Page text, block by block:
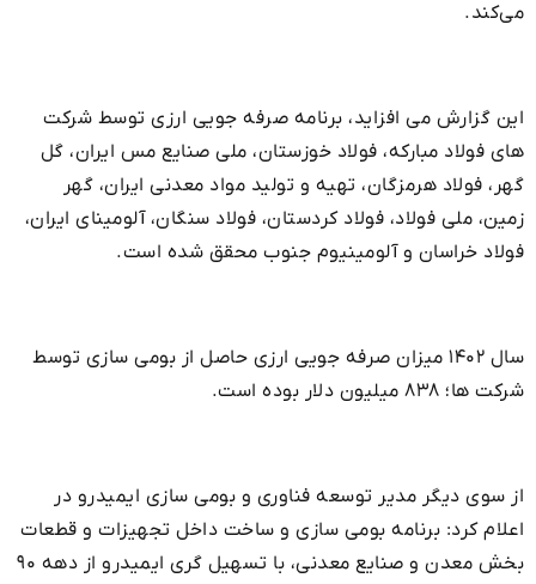
می‌کند.
این گزارش می افزاید، برنامه صرفه جویی ارزی توسط شرکت
های فولاد مبارکه، فولاد خوزستان، ملی صنایع مس ایران، گل
گهر، فولاد هرمزگان، تهیه و تولید مواد معدنی ایران، گهر
زمین، ملی فولاد، فولاد کردستان، فولاد سنگان، آلومینای ایران،
فولاد خراسان و آلومینیوم جنوب محقق شده است.
سال ۱۴۰۲ میزان صرفه جویی ارزی حاصل از بومی سازی توسط
شرکت ها؛ ۸۳۸ میلیون دلار بوده است.
از سوی دیگر مدیر توسعه فناوری و بومی سازی ایمیدرو در
اعلام کرد: برنامه بومی سازی و ساخت داخل تجهیزات و قطعات
بخش معدن و صنایع معدنی، با تسهیل گری ایمیدرو از دهه ۹۰